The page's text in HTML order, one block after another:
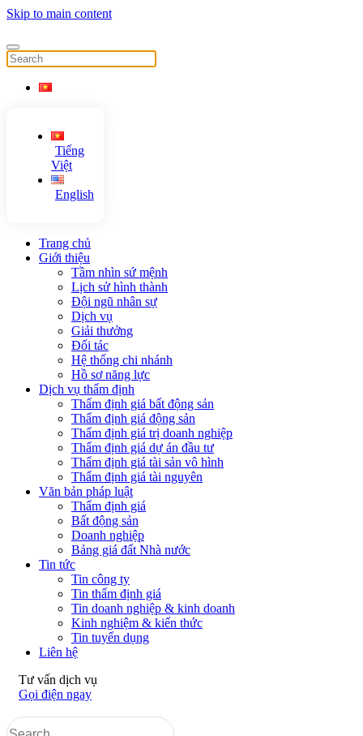
Skip to main content
Tiếng
Việt
English
Trang chủ
Giới thiệu
Tầm nhìn sứ mệnh
Lịch sử hình thành
Đội ngũ nhân sự
Dịch vụ
Giải thưởng
Đối tác
Hệ thống chi nhánh
Hồ sơ năng lực
Dịch vụ thẩm định
Thẩm định giá bất động sản
Thẩm định giá động sản
Thẩm định giá trị doanh nghiệp
Thẩm định giá dự án đầu tư
Thẩm định giá tài sản vô hình
Thẩm định giá tài nguyên
Văn bản pháp luật
Thẩm định giá
Bất động sản
Doanh nghiệp
Bảng giá đất Nhà nước
Tin tức
Tin công ty
Tin thẩm định giá
Tin doanh nghiệp & kinh doanh
Kinh nghiệm & kiến thức
Tin tuyển dụng
Liên hệ
Tư vấn dịch vụ
Gọi điện ngay